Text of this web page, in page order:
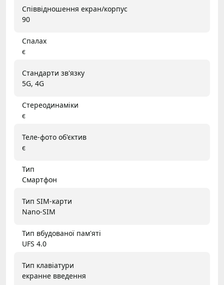
Співвідношення екран/корпус
90
Спалах
є
Стандарти зв'язку
5G, 4G
Стереодинаміки
є
Теле-фото об'єктив
є
Тип
Смартфон
Тип SIM-карти
Nano-SIM
Тип вбудованої пам'яті
UFS 4.0
Тип клавіатури
екранне введення